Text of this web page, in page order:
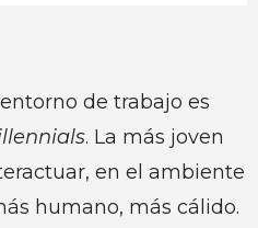
de trabajo es
. La más joven
en el ambiente
humano, más cálido.